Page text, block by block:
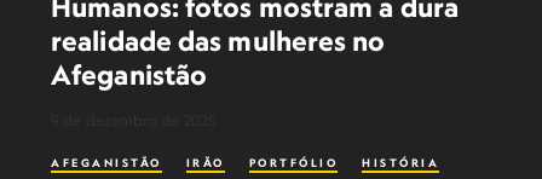
Humanos: fotos mostram a dura
realidade das mulheres no
Afeganistão
AFEGANISTÃO IRÃO PORTFÓLIO
HISTÓRIA